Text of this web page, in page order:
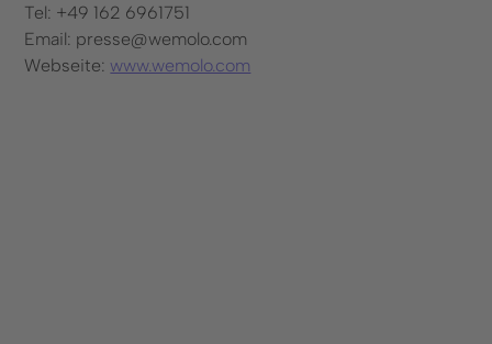
Tel: +49 162 6961751
Email: presse@wemolo.com
Webseite: www.wemolo.com